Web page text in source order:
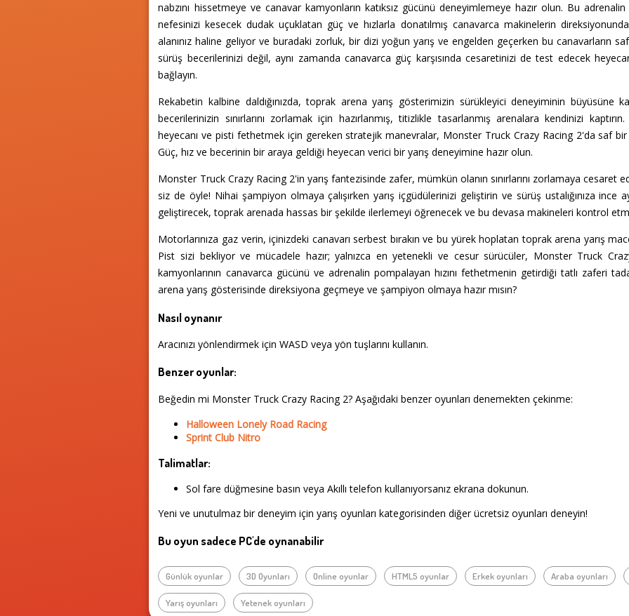
nabzını hissetmeye ve canavar kamyonların katıksız gücünü deneyimlemeye hazır olun. Bu
nefesinizi kesecek dudak uçuklatan güç ve hızlarla donatılmış canavarca makinelerin
alanınız haline geliyor ve buradaki zorluk, bir dizi yoğun yarış ve engelden geçerken bu canavarların
sürüş becerilerinizi değil, aynı zamanda canavarca güç karşısında cesaretinizi de test edecek
bağlayın.
Rekabetin kalbine daldığınızda, toprak arena yarış gösterimizin sürükleyici deneyiminin büyüsüne
becerilerinizin sınırlarını zorlamak için hazırlanmış, titizlikle tasarlanmış arenalara kendinizi
heyecanı ve pisti fethetmek için gereken stratejik manevralar, Monster Truck Crazy Racing 2'da saf
Güç, hız ve becerinin bir araya geldiği heyecan verici bir yarış deneyimine hazır olun.
Monster Truck Crazy Racing 2'in yarış fantezisinde zafer, mümkün olanın sınırlarını zorlamaya cesaret
siz de öyle! Nihai şampiyon olmaya çalışırken yarış içgüdülerinizi geliştirin ve sürüş ustalığınıza ince
geliştirecek, toprak arenada hassas bir şekilde ilerlemeyi öğrenecek ve bu devasa makineleri kontrol
Motorlarınıza gaz verin, içinizdeki canavarı serbest bırakın ve bu yürek hoplatan toprak arena yarış
Pist sizi bekliyor ve mücadele hazır; yalnızca en yetenekli ve cesur sürücüler, Monster Truck
kamyonlarının canavarca gücünü ve adrenalin pompalayan hızını fethetmenin getirdiği tatlı zaferi
arena yarış gösterisinde direksiyona geçmeye ve şampiyon olmaya hazır mısın?
Nasıl oynanır
Aracınızı yönlendirmek için WASD veya yön tuşlarını kullanın.
Benzer oyunlar:
Beğedin mi Monster Truck Crazy Racing 2? Aşağıdaki benzer oyunları denemekten çekinme:
Halloween Lonely Road Racing
Sprint Club Nitro
Talimatlar:
Sol fare düğmesine basın veya Akıllı telefon kullanıyorsanız ekrana dokunun.
Yeni ve unutulmaz bir deneyim için yarış oyunları kategorisinden diğer ücretsiz oyunları deneyin!
Bu oyun sadece PC'de oynanabilir
Günlük oyunlar 3D Oyunları Online oyunlar HTML5 oyunlar Erkek oyunları Araba oyunları
Yarış oyunları Yetenek oyunları